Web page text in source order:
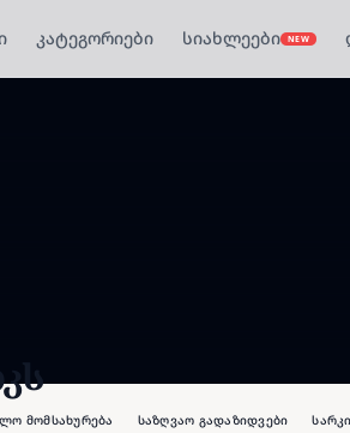
კატეგორიები სიახლეები NEW
მომსახურება საზღვაო გადაზიდვები